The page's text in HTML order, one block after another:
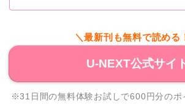
＼最新刊も無料で読める
U-NEXT公式サイ
※31日間の無料体験お試しで600円分のポ